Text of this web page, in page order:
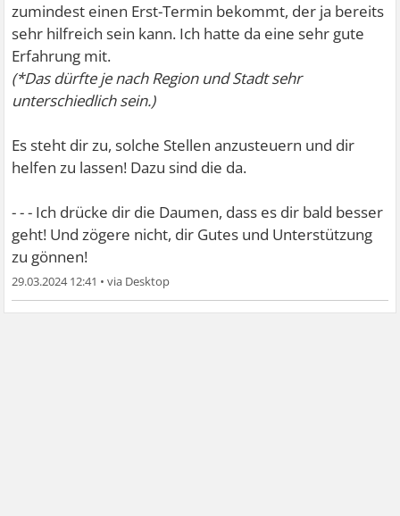
zumindest einen Erst-Termin bekommt, der ja bereits
sehr hilfreich sein kann. Ich hatte da eine sehr gute
Erfahrung mit.
(*Das dürfte je nach Region und Stadt sehr
unterschiedlich sein.)
Es steht dir zu, solche Stellen anzusteuern und dir
helfen zu lassen! Dazu sind die da.
- - - Ich drücke dir die Daumen, dass es dir bald besser
geht! Und zögere nicht, dir Gutes und Unterstützung
zu gönnen!
29.03.2024 12:41 •